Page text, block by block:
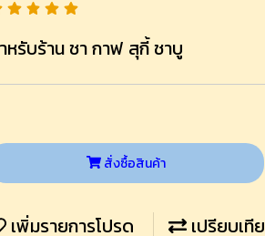
หรับร้าน ชา กาฟ สุกี้ ชาบู
สั่งซื้อสินค้า
เพิ่มรายการโปรด เปรียบเที